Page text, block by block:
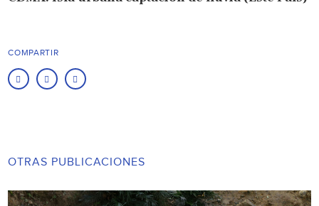
COMPARTIR
OTRAS PUBLICACIONES